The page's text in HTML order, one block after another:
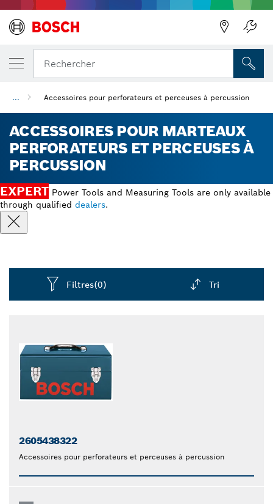
Rechercher
... Accessoires pour perforateurs et perceuses à percussion
ACCESSOIRES POUR MARTEAUX
PERFORATEURS ET PERCEUSES À
PERCUSSION
EXPERT Power Tools and Measuring Tools are only available
through qualified dealers.
Filtres(0) Tri
2605438322
Accessoires pour perforateurs et perceuses à percussion